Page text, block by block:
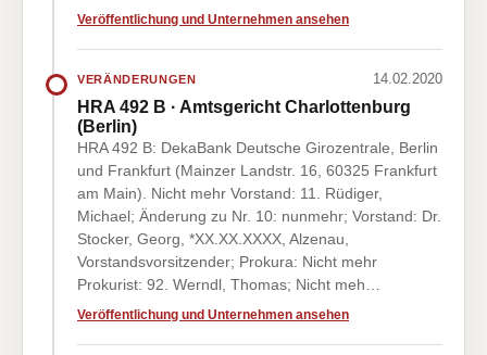
Veröffentlichung und Unternehmen ansehen
VERÄNDERUNGEN 14.02.2020
HRA 492 B · Amtsgericht Charlottenburg
(Berlin)
HRA 492 B: DekaBank Deutsche Girozentrale, Berlin
und Frankfurt (Mainzer Landstr. 16, 60325 Frankfurt
am Main). Nicht mehr Vorstand: 11. Rüdiger,
Michael; Änderung zu Nr. 10: nunmehr; Vorstand: Dr.
Stocker, Georg, *XX.XX.XXXX, Alzenau,
Vorstandsvorsitzender; Prokura: Nicht mehr
Prokurist: 92. Werndl, Thomas; Nicht meh…
Veröffentlichung und Unternehmen ansehen